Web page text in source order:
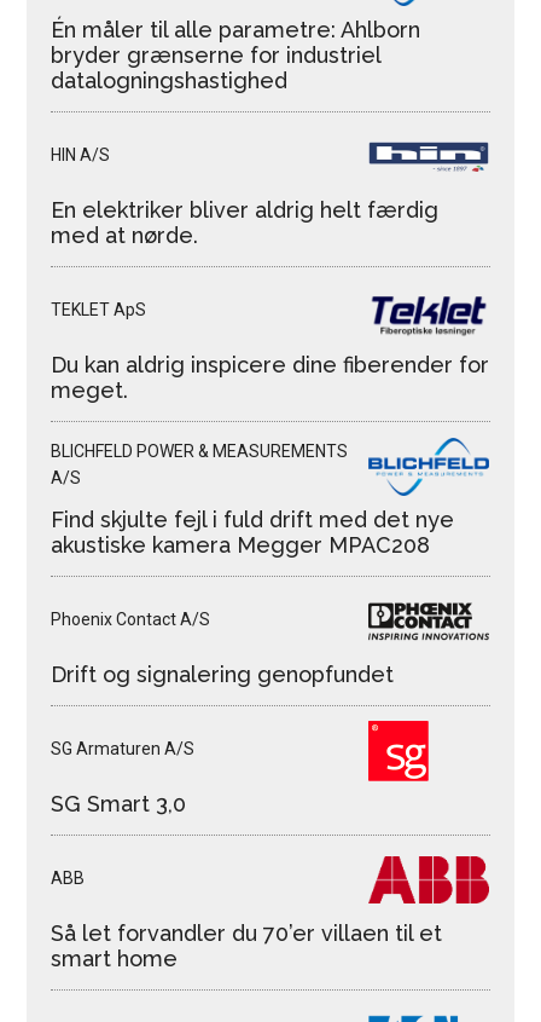
Én måler til alle parametre: Ahlborn
bryder grænserne for industriel
datalogningshastighed
HIN A/S
En elektriker bliver aldrig helt færdig
med at nørde.
TEKLET ApS
Du kan aldrig inspicere dine fiberender for
meget.
BLICHFELD POWER & MEASUREMENTS
A/S
Find skjulte fejl i fuld drift med det nye
akustiske kamera Megger MPAC208
Phoenix Contact A/S
Drift og signalering genopfundet
SG Armaturen A/S
SG Smart 3,0
ABB
Så let forvandler du 70’er villaen til et
smart home